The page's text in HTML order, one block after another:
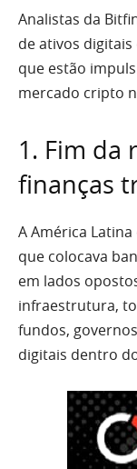
Analistas da
de ativos
que estão
mercado cripto
1. Fim da
finanças
A América
que colocava
em lados
infraestrutura,
fundos,
digitais dentro